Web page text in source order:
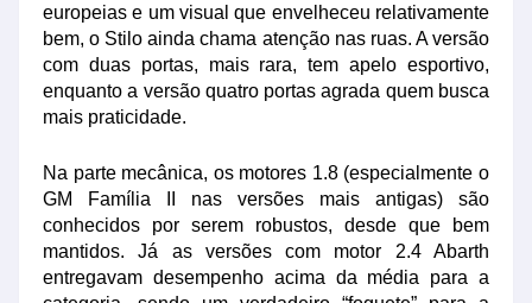
europeias e um visual que envelheceu relativamente
bem, o Stilo ainda chama atenção nas ruas. A versão
com duas portas, mais rara, tem apelo esportivo,
enquanto a versão quatro portas agrada quem busca
mais praticidade.
Na parte mecânica, os motores 1.8 (especialmente o
GM Família II nas versões mais antigas) são
conhecidos por serem robustos, desde que bem
mantidos. Já as versões com motor 2.4 Abarth
entregavam desempenho acima da média para a